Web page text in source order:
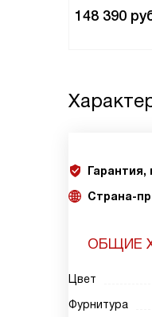
148 390
Гарантия,
Страна-
ОБЩИЕ
Цвет
Фурнитура